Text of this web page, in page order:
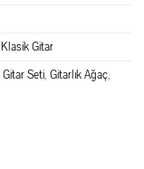
Klasik Gitar
Gitar Seti, Gitarlık Ağaç,